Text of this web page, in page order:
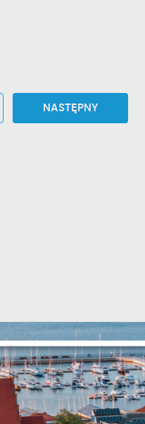
NASTĘPNY
zaakceptować je
ustawień.